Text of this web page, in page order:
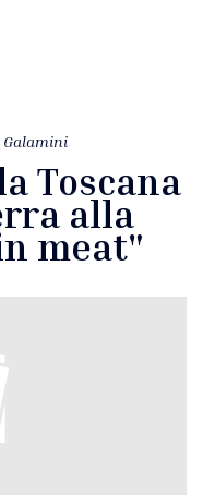
Galamini
Toscana
alla
meat"